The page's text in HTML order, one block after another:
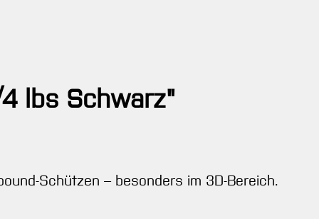
lbs Schwarz"
Schützen – besonders im 3D-Bereich.